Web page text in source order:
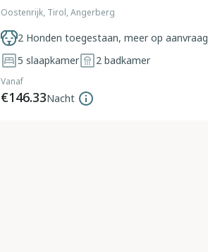
Oostenrijk, Tirol, Angerberg
2 Honden toegestaan, meer op aanvraag
5 slaapkamer 2 badkamer
Vanaf
€146.33Nacht